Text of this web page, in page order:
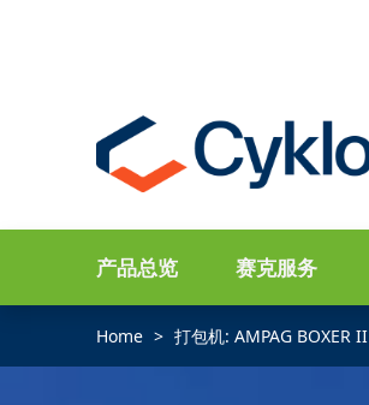
产品总览 赛克服务
Home 打包机: AMPAG BOXER II